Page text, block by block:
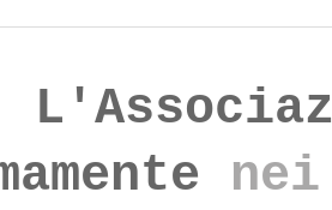
nei